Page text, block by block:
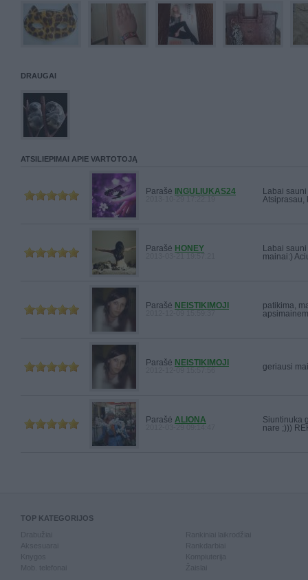
DRAUGAI
ATSILIEPIMAI APIE VARTOTOJĄ
Parašė INGULIUKAS24
Labai
Atsiprasau,
Parašė HONEY
Labai
mainai:)
Parašė NEISTIKIMOJI
patikima,
Parašė NEISTIKIMOJI geriausi
Parašė ALIONA
Siuntinuka
nare ;)))
TOP KATEGORIJOS
Knygos
Mob. telefonai
Kompiuterija
Žaislai